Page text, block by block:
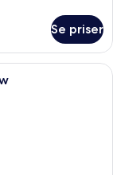
Se priser
pools, åben fra kl.